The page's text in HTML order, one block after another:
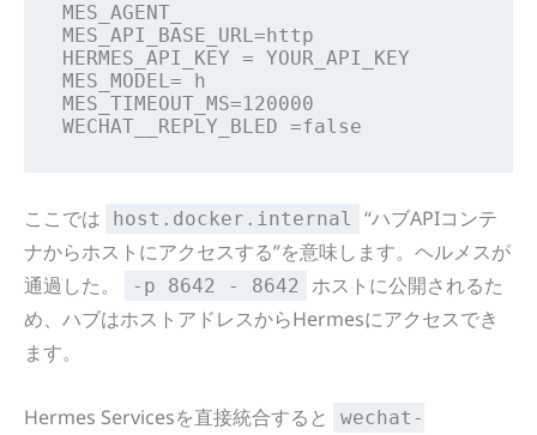
MES_AGENT_
MES_API_BASE_URL=http
HERMES_API_KEY = YOUR_API_KEY
MES_MODEL= h
MES_TIMEOUT_MS=120000
WECHAT__REPLY_BLED =false
ここでは host.docker.internal
“ハブAPIコンテ
ナからホストにアクセスする”を意味します。ヘルメスが
通過した。
-p 8642 - 8642
ホストに公開されるた
め、ハブはホストアドレスからHermesにアクセスでき
ます。
Hermes Servicesを直接統合すると
wechat-